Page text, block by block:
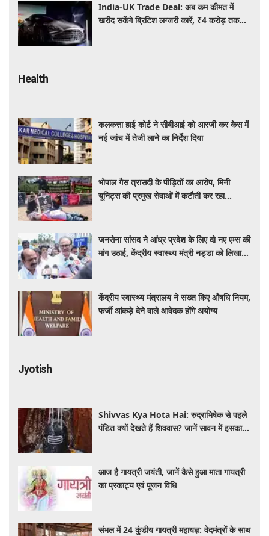
India-UK Trade Deal: अब कम कीमत में
खरीद सकेंगे ब्रिटिश लग्जरी कारें, ₹4 करोड़ तक
Health
कलकत्ता हाई कोर्ट ने सीबीआई को आरजी कर केस में
नई जांच में तेजी लाने का निर्देश दिया
भोपाल गैस त्रासदी के पीड़ितों का आरोप, मिनी
यूनिट्स की प्रमुख सेवाओं में कटौती कर रहा
जनसेना सांसद ने आंध्र प्रदेश के लिए दो नए एम्स की
मांग उठाई, केंद्रीय स्वास्थ्य मंत्री नड्डा को लिखा
केंद्रीय स्वास्थ्य मंत्रालय ने सख्त किए औषधि नियम,
फर्जी आंकड़े देने वाले आवेदक होंगे अयोग्य
Jyotish
Shivvas Kya Hota Hai: रुद्राभिषेक से पहले
पंडित क्यों देखते हैं शिववास? जानें सावन में इसका
आज है गायत्री जयंती, जानें कैसे हुआ माता गायत्री
का प्रकाट्य एवं पूजन विधि
संभल में 24 कुंडीय गायत्री महायज्ञ: वेदमंत्रों के साथ